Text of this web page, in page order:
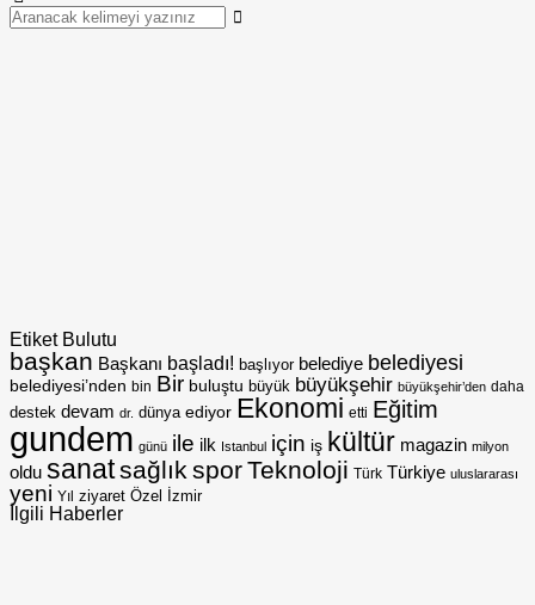
Etiket Bulutu
başkan Başkanı başladı! başlıyor belediye belediyesi
belediyesi’nden bin Bir buluştu büyük büyükşehir büyükşehir’den daha
destek devam dr. dünya ediyor Ekonomi etti Eğitim
gundem günü ile ilk Istanbul için iş kültür magazin milyon
oldu sanatsağlık sporTeknoloji Türk Türkiye uluslararası
yeni Yıl ziyaret Özel İzmir
İlgili Haberler